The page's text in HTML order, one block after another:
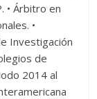
• Árbitro en
•
Investigación
de
2014 al